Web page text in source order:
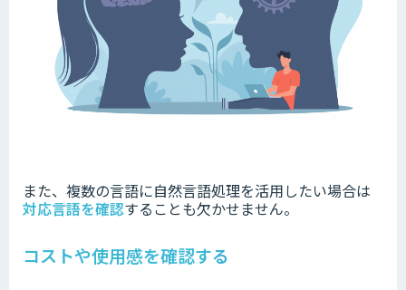
また、複数の言語に自然言語処理を活用したい場合は
対応言語を確認することも欠かせません。
コストや使用感を確認する